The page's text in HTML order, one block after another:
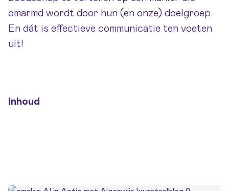
omarmd wordt door hun (en onze) doelgroep.
En dát is effectieve communicatie ten voeten
uit!
Inhoud